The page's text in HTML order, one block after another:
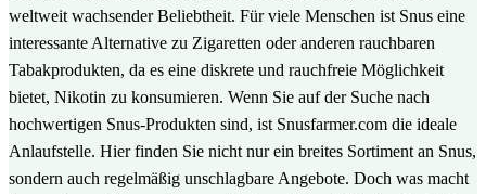
weltweit wachsender Beliebtheit. Für viele Menschen ist Snus eine
interessante Alternative zu Zigaretten oder anderen rauchbaren
Tabakprodukten, da es eine diskrete und rauchfreie Möglichkeit
bietet, Nikotin zu konsumieren. Wenn Sie auf der Suche nach
hochwertigen Snus-Produkten sind, ist Snusfarmer.com die ideale
Anlaufstelle. Hier finden Sie nicht nur ein breites Sortiment an Snus,
sondern auch regelmäßig unschlagbare Angebote. Doch was macht